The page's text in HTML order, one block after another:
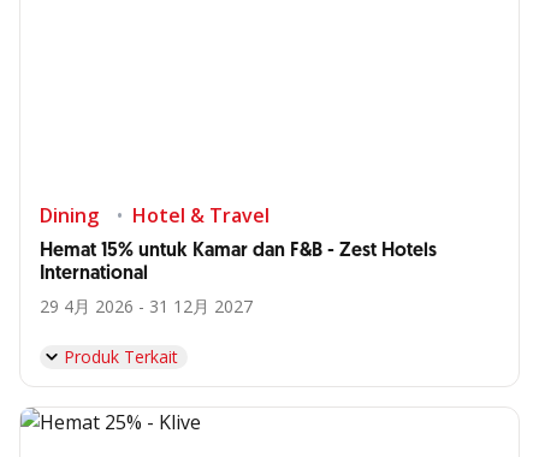
Dining Hotel & Travel
Hemat 15% untuk Kamar dan F&B - Zest Hotels
International
29 4月 2026 - 31 12月 2027
Produk Terkait